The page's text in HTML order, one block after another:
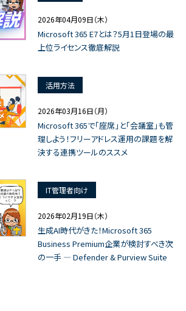
2026年04月09日（木）
Microsoft 365 E7とは？5月1日登場の最
上位ライセンス徹底解説
活用方法
2026年03月16日（月）
Microsoft 365で「座席」と「会議室」も管
理しよう！フリーアドレス運用の課題を解
決する連携ツールのススメ
IT管理者向け
2026年02月19日（木）
生成AI時代がきた！Microsoft 365
Business Premium企業が検討すべき次
の一手 ― Defender & Purview Suite